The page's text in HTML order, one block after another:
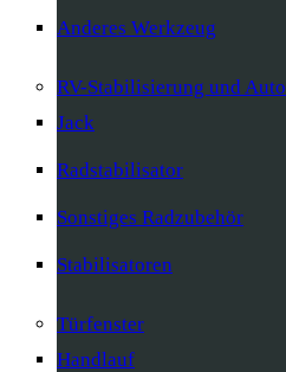
Anderes Werkzeug
RV-Stabilisierung und Auto
Jack
Radstabilisator
Sonstiges Radzubehör
Stabilisatoren
Türfenster
Handlauf